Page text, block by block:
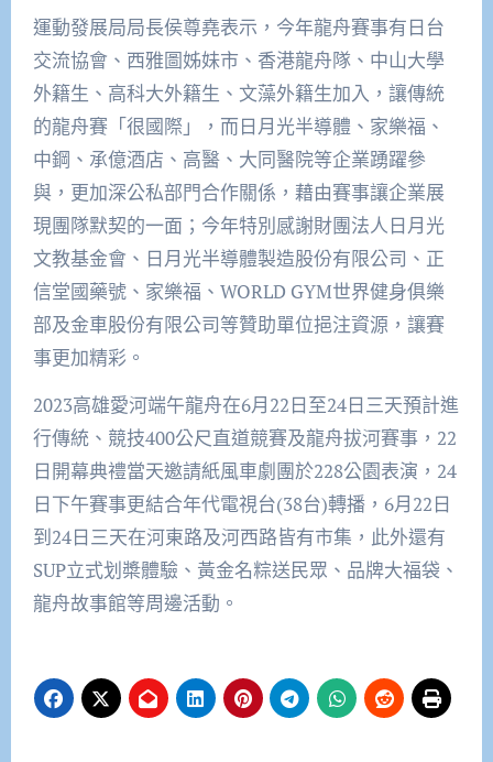
運動發展局局長侯尊堯表示，今年龍舟賽事有日台
交流協會、西雅圖姊妹市、香港龍舟隊、中山大學
外籍生、高科大外籍生、文藻外籍生加入，讓傳統
的龍舟賽「很國際」，而日月光半導體、家樂福、
中鋼、承億酒店、高醫、大同醫院等企業踴躍參
與，更加深公私部門合作關係，藉由賽事讓企業展
現團隊默契的一面；今年特別感謝財團法人日月光
文教基金會、日月光半導體製造股份有限公司、正
信堂國藥號、家樂福、WORLD GYM世界健身俱樂
部及金車股份有限公司等贊助單位挹注資源，讓賽
事更加精彩。
2023高雄愛河端午龍舟在6月22日至24日三天預計進
行傳統、競技400公尺直道競賽及龍舟拔河賽事，22
日開幕典禮當天邀請紙風車劇團於228公園表演，24
日下午賽事更結合年代電視台(38台)轉播，6月22日
到24日三天在河東路及河西路皆有市集，此外還有
SUP立式划槳體驗、黃金名粽送民眾、品牌大福袋、
龍舟故事館等周邊活動。